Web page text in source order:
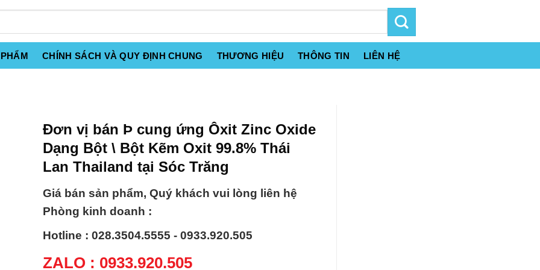
CHÍNH SÁCH VÀ QUY ĐỊNH CHUNG THƯƠNG HIỆU THÔNG TIN LIÊN HỆ
Đơn vị bán Þ cung ứng Ôxit Zinc Oxide
Dạng Bột \ Bột Kẽm Oxit 99.8% Thái
Lan Thailand tại Sóc Trăng
Giá bán sản phẩm, Quý khách vui lòng liên hệ
Phòng kinh doanh :
Hotline : 028.3504.5555 - 0933.920.505
ZALO : 0933.920.505